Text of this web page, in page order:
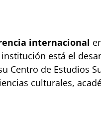
internacional
está el
de Estudios
culturales,